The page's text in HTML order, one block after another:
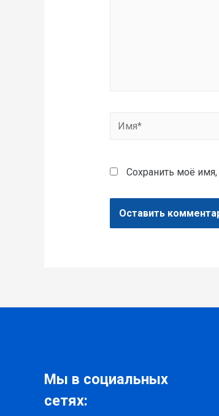
Сохранить моё
Мы в социальных
сетях: